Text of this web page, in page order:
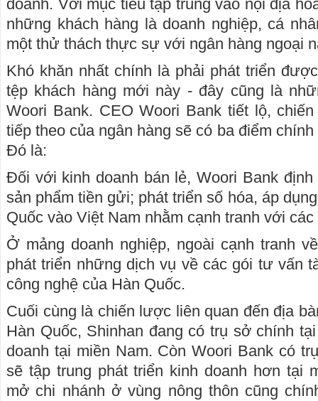
doanh. Với mục tiêu tập trung vào nội địa
những khách hàng là doanh nghiệp, cá
một thử thách thực sự với ngân hàng ngoại
Khó khăn nhất chính là phải phát triển
tệp khách hàng mới này - đây cũng là
Woori Bank. CEO Woori Bank tiết lộ,
tiếp theo của ngân hàng sẽ có ba điểm chính
Đó là:
Đối với kinh doanh bán lẻ, Woori Bank
sản phẩm tiền gửi; phát triển số hóa, áp
Quốc vào Việt Nam nhằm cạnh tranh với
Ở mảng doanh nghiệp, ngoài cạnh tranh
phát triển những dịch vụ về các gói tư vấn
công nghệ của Hàn Quốc.
Cuối cùng là chiến lược liên quan đến địa
Hàn Quốc, Shinhan đang có trụ sở chính
doanh tại miền Nam. Còn Woori Bank có
sẽ tập trung phát triển kinh doanh hơn tại
mở chi nhánh ở vùng nông thôn cũng